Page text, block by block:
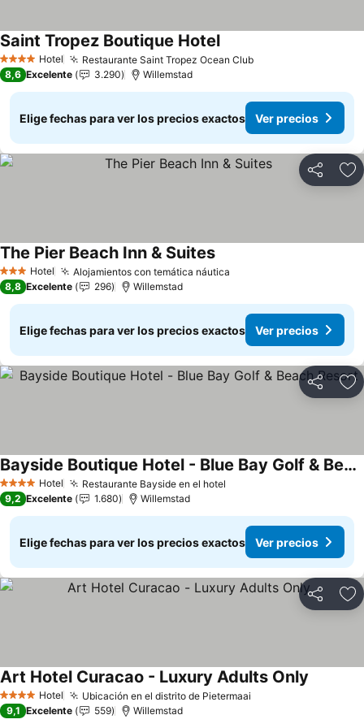
4 EstrellasHotel Restaurante Saint Tropez Ocean ClubVer precios
Saint Tropez Boutique HotelVer precios
8,6 Excelente 3.290 Willemstad
Elige fechas para ver los precios exactos Ver precios
Compartir
3 Estrellas
Hotel Alojamientos con temática náutica
The Pier Beach Inn & SuitesVer precios
8,8 Excelente 296 Willemstad
Elige fechas para ver los precios exactos Ver precios
Compartir
4 EstrellasHotel Restaurante Bayside en el hotel
Bayside Boutique Hotel - Blue Bay Golf & Beach Resort
Ver precios
9,2 Excelente 1.680 Willemstad
Elige fechas para ver los precios exactos Ver precios
Compartir
4 EstrellasHotel Ubicación en el distrito de Pietermaai
Art Hotel Curacao - Luxury Adults Only
9,1 Excelente 559 Willemstad